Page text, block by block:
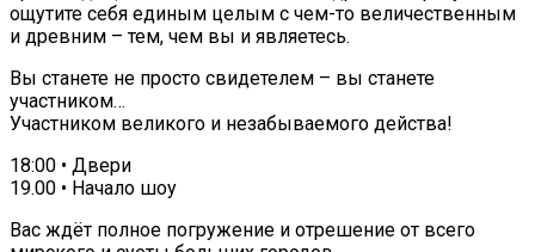
ощутите себя единым целым с чем-то величественным
и древним – тем, чем вы и являетесь.
Вы станете не просто свидетелем – вы станете
участником…
Участником великого и незабываемого действа!
18:00 • Двери
19.00 • Начало шоу
Вас ждёт полное погружение и отрешение от всего